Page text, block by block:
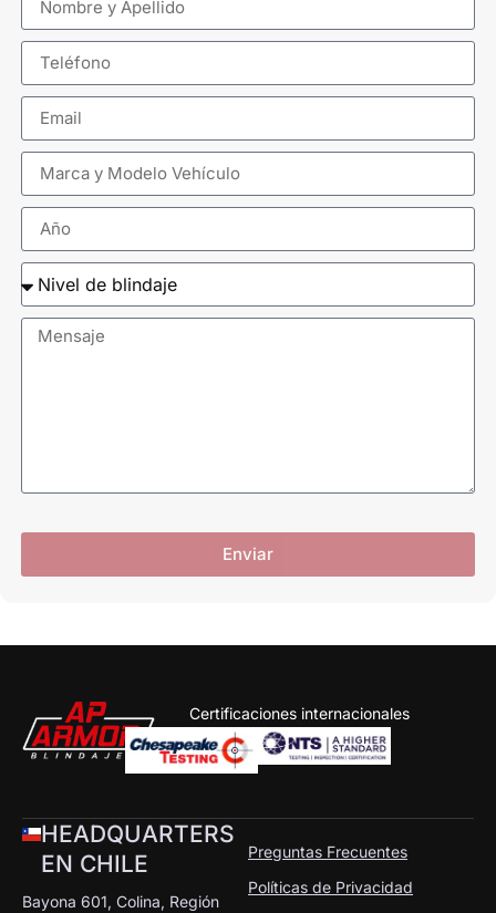
Enviar
Certificaciones internacionales
HEADQUARTERS
EN CHILE
Bayona 601, Colina, Región
Preguntas Frecuentes
Políticas de Privacidad